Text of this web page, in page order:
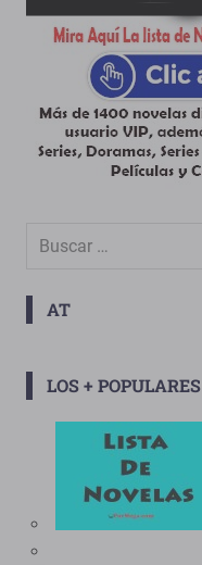
Buscar:
AT
LOS + POPULARES